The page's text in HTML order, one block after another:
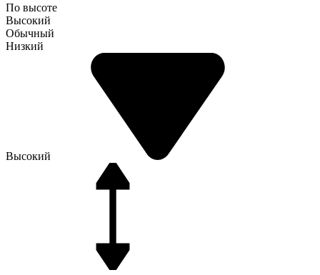
По высоте
Высокий
Обычный
Низкий
Высокий